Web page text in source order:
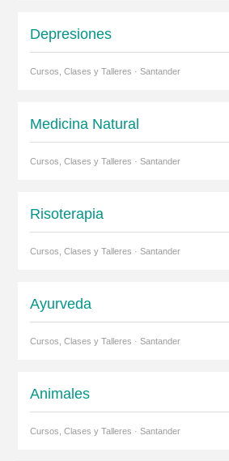
Depresiones
Cursos, Clases y Talleres · Santander
Medicina Natural
Cursos, Clases y Talleres · Santander
Risoterapia
Cursos, Clases y Talleres · Santander
Ayurveda
Cursos, Clases y Talleres · Santander
Animales
Cursos, Clases y Talleres · Santander